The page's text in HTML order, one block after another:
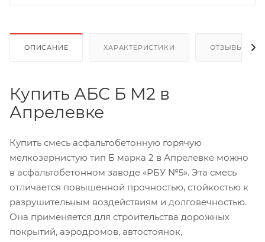
ОПИСАНИЕ ХАРАКТЕРИСТИКИ ОТЗЫВЫ
Купить АБС Б М2 в
Апрелевке
Купить смесь асфальтобетонную горячую
мелкозернистую тип Б марка 2 в Апрелевке можно
в асфальтобетонном заводе «РБУ №5». Эта смесь
отличается повышенной прочностью, стойкостью к
разрушительным воздействиям и долговечностью.
Она применяется для строительства дорожных
покрытий, аэродромов, автостоянок,